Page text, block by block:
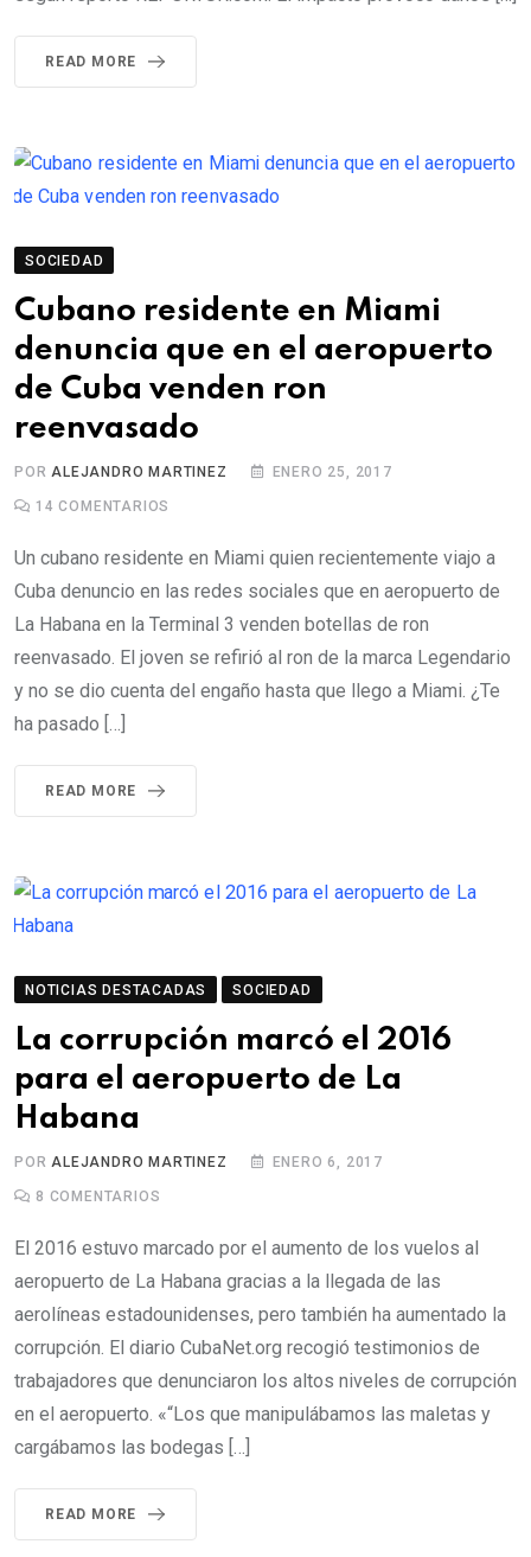
READ MORE
SOCIEDAD
Cubano residente en Miami
denuncia que en el aeropuerto
de Cuba venden ron
reenvasado
PORALEJANDRO MARTINEZ ENERO 25, 2017
14 COMENTARIOS
Un cubano residente en Miami quien recientemente viajo a
Cuba denuncio en las redes sociales que en aeropuerto de
La Habana en la Terminal 3 venden botellas de ron
reenvasado. El joven se refirió al ron de la marca Legendario
y no se dio cuenta del engaño hasta que llego a Miami. ¿Te
ha pasado […]
READ MORE
NOTICIAS DESTACADAS SOCIEDAD
La corrupción marcó el 2016
para el aeropuerto de La
Habana
PORALEJANDRO MARTINEZ ENERO 6, 2017
8 COMENTARIOS
El 2016 estuvo marcado por el aumento de los vuelos al
aeropuerto de La Habana gracias a la llegada de las
aerolíneas estadounidenses, pero también ha aumentado la
corrupción. El diario CubaNet.org recogió testimonios de
trabajadores que denunciaron los altos niveles de corrupción
en el aeropuerto. «“Los que manipulábamos las maletas y
cargábamos las bodegas […]
READ MORE